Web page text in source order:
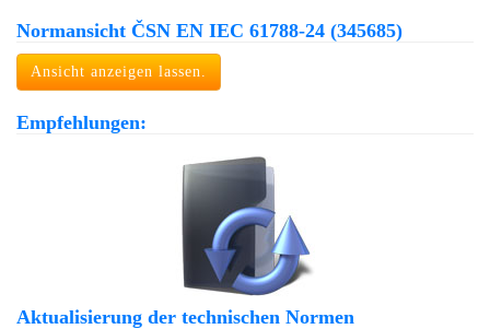
Normansicht ČSN EN IEC 61788-24 (345685)
Ansicht anzeigen lassen.
Empfehlungen:
Aktualisierung der technischen Normen